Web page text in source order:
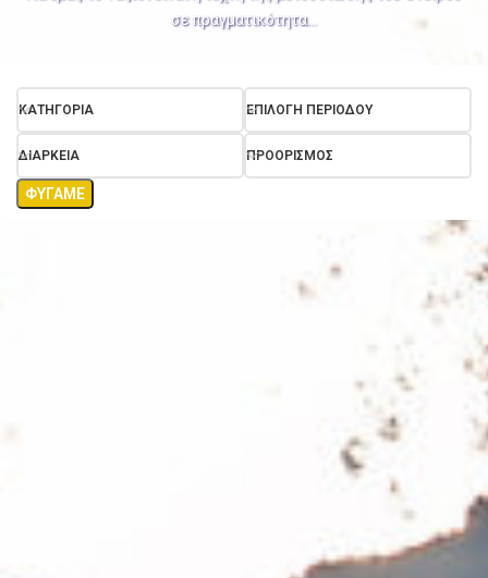
σε πραγματικότητα…
ΚΑΤΗΓΟΡΊΑ ΕΠΙΛΟΓΉ ΠΕΡΙΌΔΟΥ
ΔΙΆΡΚΕΙΑ ΠΡΟΟΡΙΣΜΌΣ
ΦΎΓΑΜΕ